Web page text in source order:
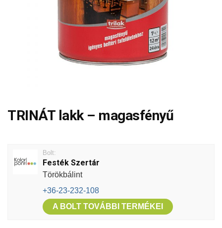
TRINÁT lakk – magasfényű
Bolt:
Festék Szertár
Törökbálint
+36-23-232-108
A BOLT TOVÁBBI TERMÉKEI